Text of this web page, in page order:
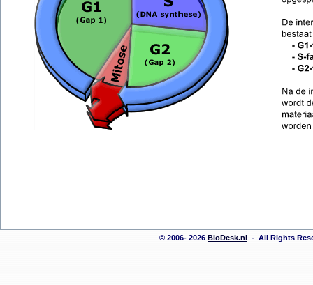
© 2006- 2026 BioDesk.nl - All Rights